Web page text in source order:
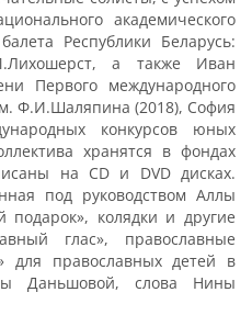
академического
Республики Беларусь:
а также Иван
Первого международного
Ф.И.Шаляпина (2018), София
конкурсов юных
хранятся в фондах
на CD и DVD дисках.
под руководством Аллы
подарок», колядки и другие
глас», православные
для православных детей в
Даньшовой, слова Нины